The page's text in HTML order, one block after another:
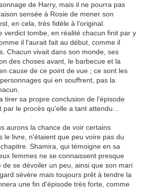
de Harry, mais il ne pourra pas
sensée à Rosie de mener son
en cela, très fidèle à l'original.
verdict tombe, en réalité chacun finit par y
il l'aurait fait au début, comme il
Chacun vivait dans son monde, ses
des choses avant, le barbecue et la
cause de ce point de vue ; ce sont les
qui en souffrent, pas la
tirer sa propre conclusion de l'épisode
le procès qu'elle a tant attendu...
aurons la chance de voir certains
le livre, n'étaient que peu voire pas du
Shamira, qui témoigne en sa
femmes ne se connaissent presque
de se dévoiler un peu, ainsi que son mari
sévère mais toujours prêt à tendre la
une fin d'épisode très forte, comme